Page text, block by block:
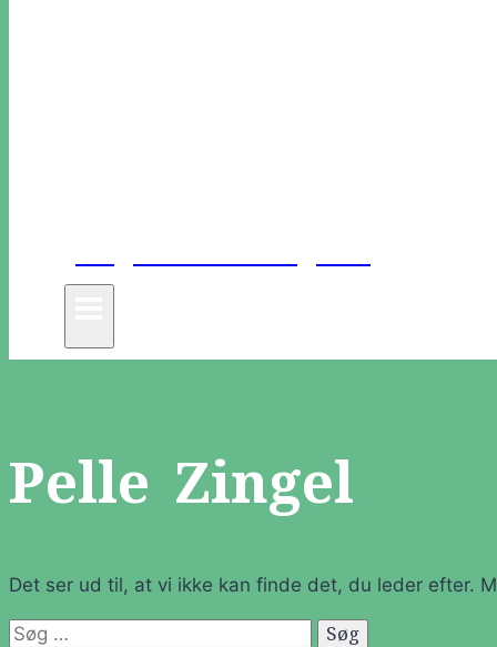
Unge Danske Digtere
Pelle Zingel
Det ser ud til, at vi ikke kan finde det, du leder efter.
Søg